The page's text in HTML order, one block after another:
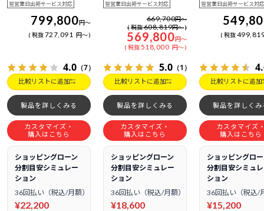
翌営業日出荷サービス対応
799,800円～
税抜727,091 円～
4.0 （7）
比較リストに追加
製品を詳しくみる
カスタマイズ・
購入はこちら
ショッピングローン
分割目安シミュレー
ション
36回払い（税込/月額）
¥22,200
翌営業日出荷サービス対応
669,700円～
税抜608,819円～
569,800円～
税抜518,000 円～
5.0 （1）
比較リストに追加
製品を詳しくみる
カスタマイズ・
購入はこちら
ショッピングローン
分割目安シミュレー
ション
36回払い（税込/月額）
¥18,600
翌営業日出荷サービス対応
税抜
比較リストに追加
製品を詳しくみ
カスタマイズ
購入はこちら
ショッピングロ
分割目安シミュ
ション
36回払い（税込/
¥15,200